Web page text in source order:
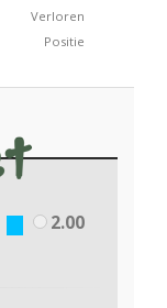
Verloren
Positie
2.00